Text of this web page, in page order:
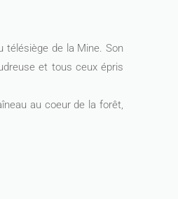
télésiège de la Mine. Son
et tous ceux épris
au coeur de la forêt,